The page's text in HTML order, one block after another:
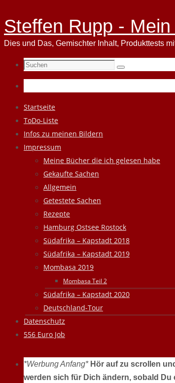
Steffen Rupp -
Dies und Das, Gemischter Inhalt, Produkttests
Suchen
nach:
Suchen
Zum
Inhalt
springen
Startseite
ToDo-Liste
Infos zu meinen Bildern
Impressum
Meine Bücher die ich gelesen habe
Gekaufte Sachen
Allgemein
Getestete Sachen
Rezepte
Hamburg Ostsee Rostock
Südafrika – Kapstadt 2018
Südafrika – Kapstadt 2019
Mombasa 2019
Mombasa Teil 2
Südafrika – Kapstadt 2020
Deutschland-Tour
Datenschutz
556 Euro Job
*Werbung Anfang* Hör auf zu scrollen
werden sich für Dich ändern, sobald Du